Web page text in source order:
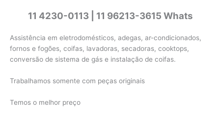
11 4230-0113 | 11 96213-3615 Whats
Assistência em eletrodomésticos, adegas, ar-condicionados,
fornos e fogões, coifas, lavadoras, secadoras, cooktops,
conversão de sistema de gás e instalação de coifas.
Trabalhamos somente com peças originais
Temos o melhor preço